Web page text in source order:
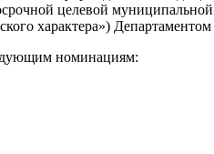
целевой
характера»)
номинациям: